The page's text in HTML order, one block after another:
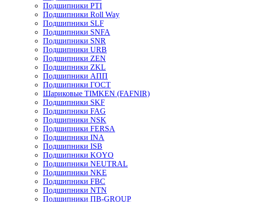
Подшипники PTI
Подшипники Roll Way
Подшипники SLF
Подшипники SNFA
Подшипники SNR
Подшипники URB
Подшипники ZEN
Подшипники ZKL
Подшипники АПП
Подшипники ГОСТ
Шариковые ТІMKEN (FAFNIR)
Подшипники SKF
Подшипники FAG
Подшипники NSK
Подшипники FERSA
Подшипники INA
Подшипники ISB
Подшипники KOYO
Подшипники NEUTRAL
Подшипники NKE
Подшипники FBC
Подшипники NTN
Подшипники ПВ-GROUP